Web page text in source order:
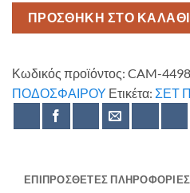
ΠΡΟΣΘΗΚΗ ΣΤΟ ΚΑΛΑΘΙ
Κωδικός προϊόντος: CAM-4498
ΠΟΔΟΣΦΑΙΡΟΥ Ετικέτα: ΣΕΤ
ΕΠΙΠΡΌΣΘΕΤΕΣ ΠΛΗΡΟΦΟΡΊΕΣ